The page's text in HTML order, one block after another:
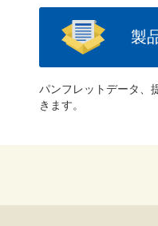
製
パンフレットデータ、
きます。